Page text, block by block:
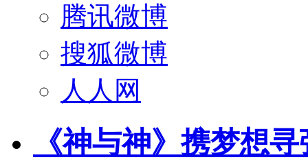
腾讯微博
搜狐微博
人人网
《神与神》携梦想